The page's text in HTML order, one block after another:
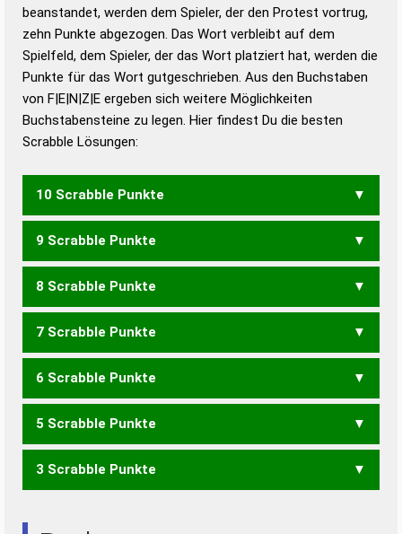
Duden – Standardwerk in 12 Bänden
Duden – Richtiges und gutes
Deutsch
Duden – Die deutsche Grammatik
Duden – Deutsches
beanstandet, werden dem Spieler, der den Protest vortrug,
zehn Punkte abgezogen. Das Wort verbleibt auf dem
Spielfeld, dem Spieler, der das Wort platziert hat, werden die
Punkte für das Wort gutgeschrieben. Aus den Buchstaben
von F|E|N|Z|E ergeben sich weitere Möglichkeiten
Buchstabensteine zu legen. Hier findest Du die besten
Scrabble Lösungen:
10 Scrabble Punkte
FEZEN
9 Scrabble Punkte
FEZE
8 Scrabble Punkte
FEZ
7 Scrabble Punkte
FEEN
6 Scrabble Punkte
FEE
5 Scrabble Punkte
ZEN
3 Scrabble Punkte